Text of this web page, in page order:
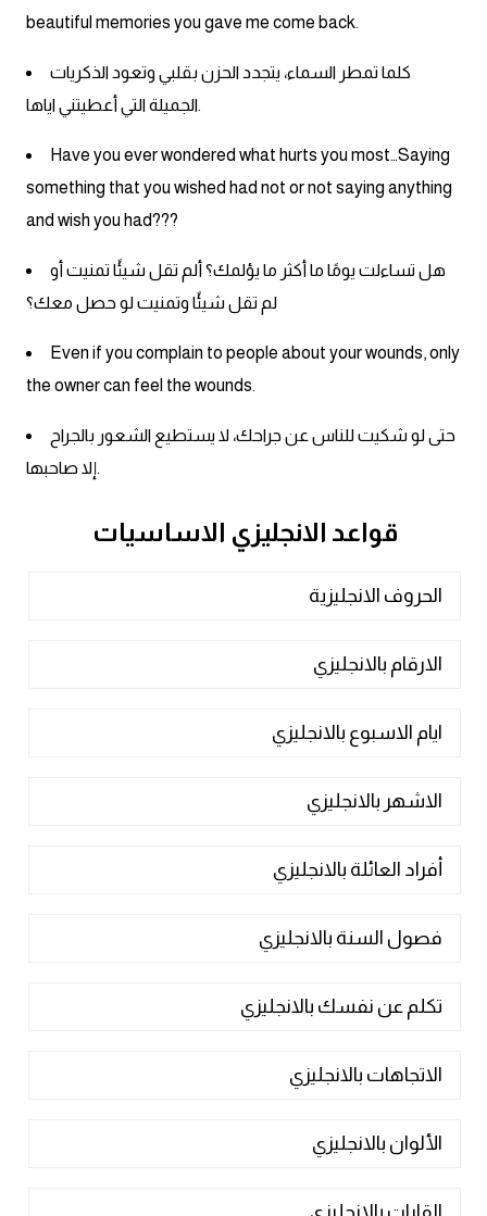
beautiful memories you gave me come back.
كلما تمطر السماء، يتجدد الحزن بقلبي وتعود الذكريات
الجميلة التي أعطيتني اياها.
Have you ever wondered what hurts you most…Saying
something that you wished had not or not saying anything
and wish you had???
هل تساءلت يومًا ما أكثر ما يؤلمك؟ ألم تقل شيئًا تمنيت أو
لم تقل شيئًا وتمنيت لو حصل معك؟
Even if you complain to people about your wounds, only
the owner can feel the wounds.
حتى لو شكيت للناس عن جراحك، لا يستطيع الشعور بالجراح
إلا صاحبها.
قواعد الانجليزي الاساسيات
الحروف الانجليزية
الارقام بالانجليزي
ايام الاسبوع بالانجليزي
الاشهر بالانجليزي
أفراد العائلة بالانجليزي
فصول السنة بالانجليزي
تكلم عن نفسك بالانجليزي
الاتجاهات بالانجليزي
الألوان بالانجليزي
القارات بالانجليزي